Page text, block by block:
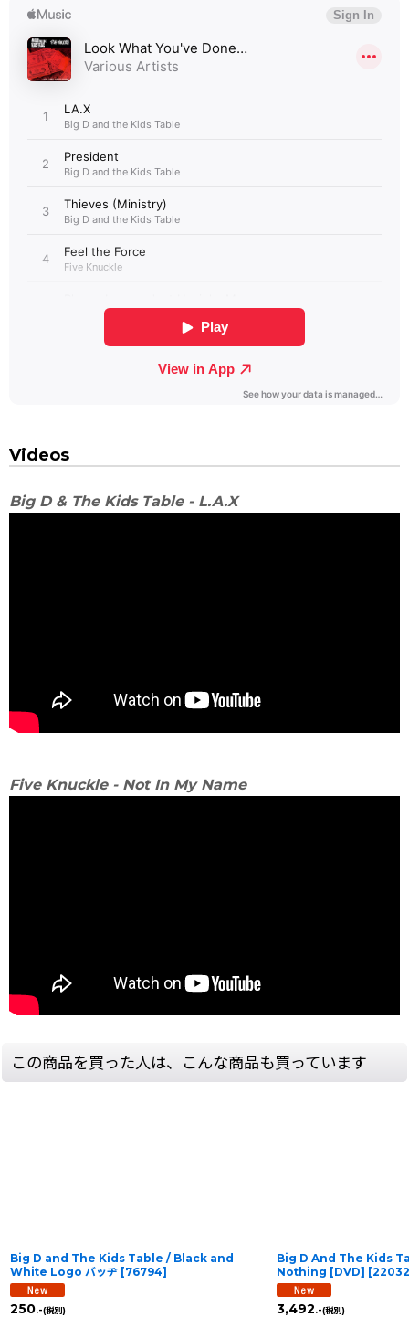
Videos
Big D & The Kids Table - L.A.X
Five Knuckle - Not In My Name
この商品を買った人は、こんな商品も買っています
Big D and The Kids Table / Black and
White Logo バッヂ [76794]
250.-(税別)
Big D And The Kids
Nothing [DVD] [
3,492.-(税別)